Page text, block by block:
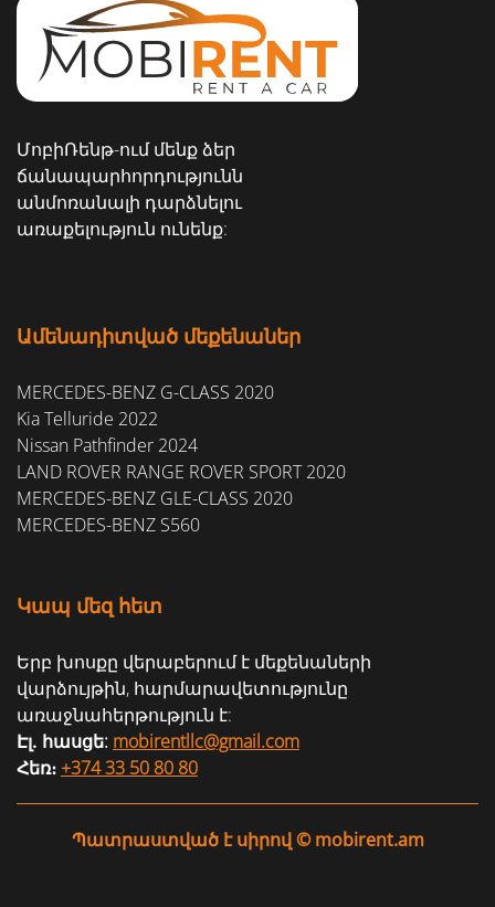
ՄոբիՌենթ-ում մենք ձեր
ճանապարհորդությունն
անմոռանալի դարձնելու
առաքելություն ունենք:
Ամենադիտված մեքենաներ
MERCEDES-BENZ G-CLASS 2020
Kia Telluride 2022
Nissan Pathfinder 2024
LAND ROVER RANGE ROVER SPORT 2020
MERCEDES-BENZ GLE-CLASS 2020
MERCEDES-BENZ S560
Կապ մեզ հետ
Երբ խոսքը վերաբերում է մեքենաների
վարձույթին, հարմարավետությունը
առաջնահերթություն է:
Էլ․ հասցե: mobirentllc@gmail.com
Հեռ։+374 33 50 80 80
Պատրաստված է սիրով © mobirent.am